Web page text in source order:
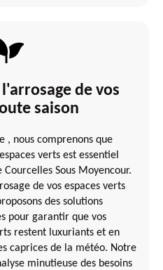
de vos
saison
, nous comprenons que
verts est essentiel
Sous Moyencour.
de vos espaces verts
des solutions
pour garantir que vos
restent luxuriants et en
caprices de la météo. Notre
minutieuse des besoins